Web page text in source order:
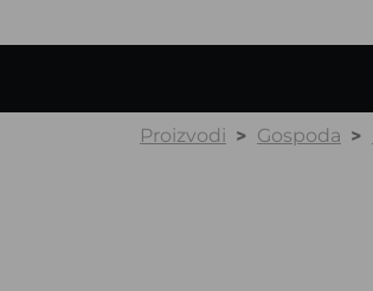
Proizvodi Gospoda